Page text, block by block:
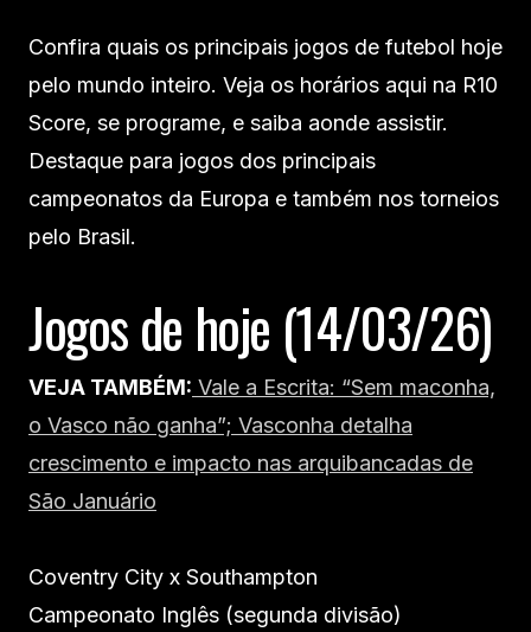
Confira quais os principais jogos de futebol hoje
pelo mundo inteiro. Veja os horários aqui na R10
Score, se programe, e saiba aonde assistir.
Destaque para jogos dos principais
campeonatos da Europa e também nos torneios
pelo Brasil.
Jogos de hoje (14/03/26)
VEJA TAMBÉM: Vale a Escrita: “Sem maconha,
o Vasco não ganha”; Vasconha detalha
crescimento e impacto nas arquibancadas de
São Januário
Coventry City x Southampton
Campeonato Inglês (segunda divisão)